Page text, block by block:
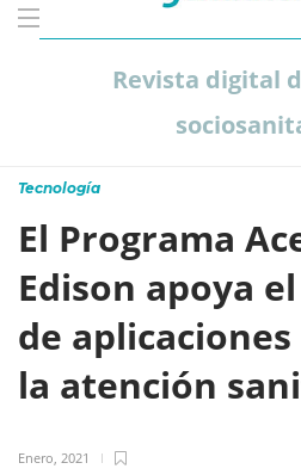
Revista digital
Tecnología
El Programa
Edison apoya
de
la atención
Enero, 2021